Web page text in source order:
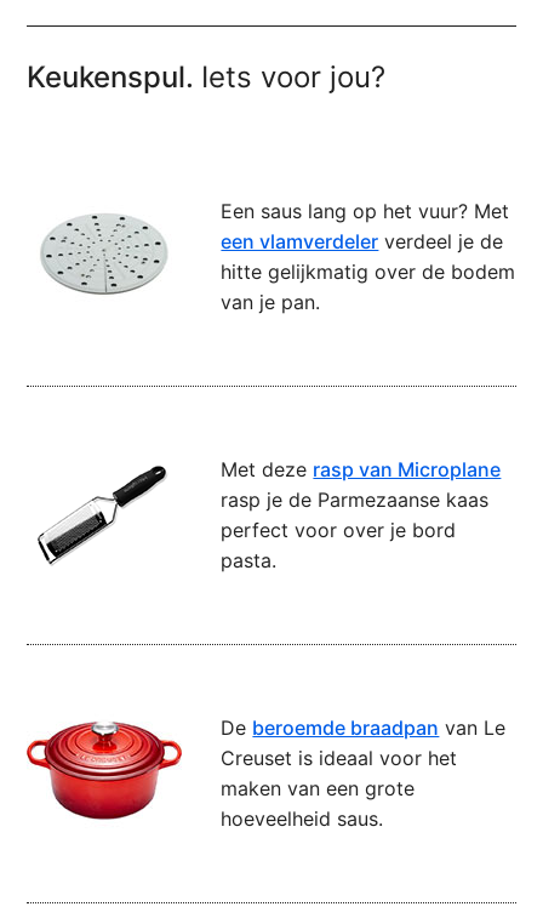
Keukenspul. Iets voor jou?
Een saus lang op het vuur? Met
een vlamverdeler verdeel je de
hitte gelijkmatig over de bodem
van je pan.
Met deze rasp van Microplane
rasp je de Parmezaanse kaas
perfect voor over je bord
pasta.
De beroemde braadpan van Le
Creuset is ideaal voor het
maken van een grote
hoeveelheid saus.